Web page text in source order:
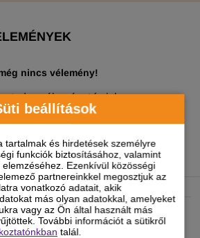
beállítások
tartalmak és hirdetések személyre
funkciók biztosításához, valamint
Ezenkívül közösségi
partnereinkkel megosztjuk az
vonatkozó adatait, akik
más olyan adatokkal, amelyeket
vagy az Ön által használt más
További információt a sütikről
talál.
nincs vélemény!
tudsz véleményt írni, ha
felhasználó vagy!
AJÁNLJUK